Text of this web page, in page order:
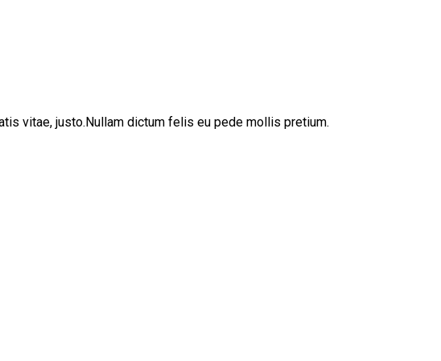
vitae, justo.Nullam dictum felis eu pede mollis pretium.